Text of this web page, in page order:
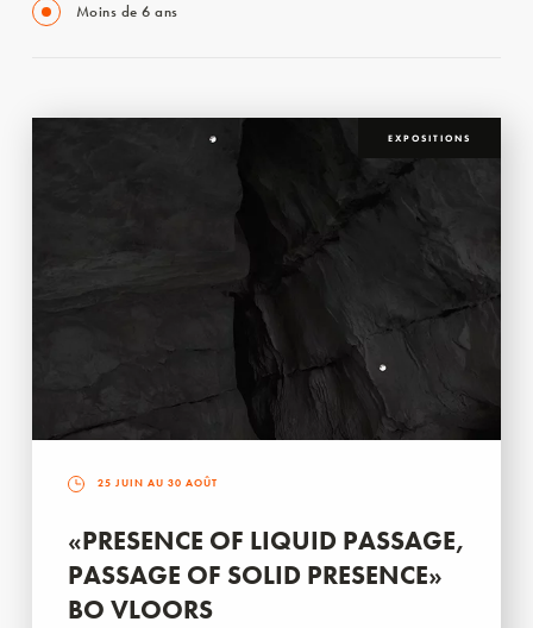
Moins de 6 ans
EXPOSITIONS
25 JUIN AU 30 AOÛT
«PRESENCE OF LIQUID PASSAGE,
PASSAGE OF SOLID PRESENCE»
BO VLOORS